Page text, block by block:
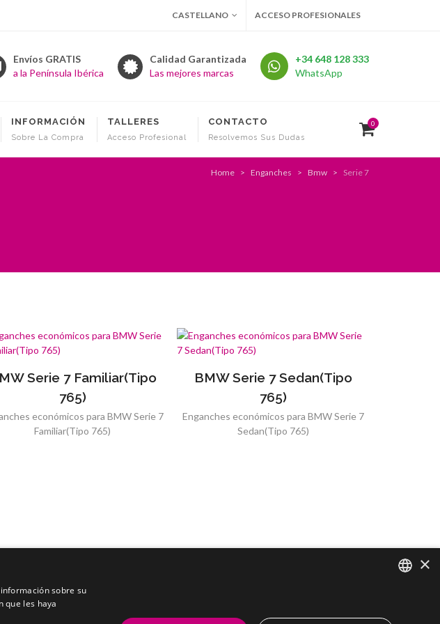
CASTELLANO ACCESO PROFESIONALES
Envíos GRATIS
a la Península Ibérica
Calidad Garantizada
Las mejores marcas
+34 648 128 333
WhatsApp
INFORMACIÓN
Sobre La Compra
TALLERES
Acceso Profesional
CONTACTO
Resolvemos Sus Dudas
0
Home Enganches Bmw Serie 7
Serie 7 Familiar(Tipo
765)
económicos para BMW Serie 7
Familiar(Tipo 765)
BMW Serie 7 Sedan(Tipo
765)
Enganches económicos para BMW Serie 7
Sedan(Tipo 765)
×
sobre su
que les haya